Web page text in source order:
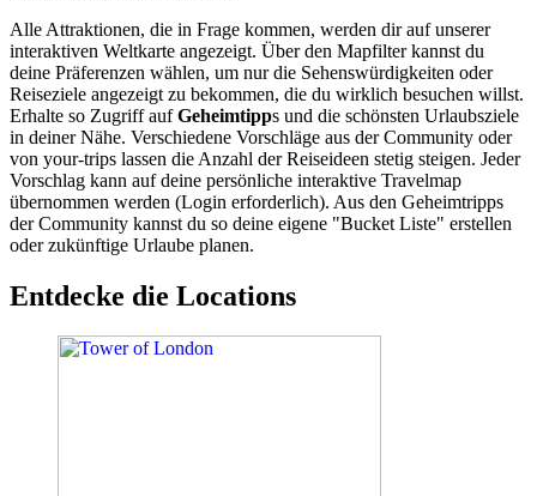
Alle Attraktionen, die in Frage kommen, werden dir auf unserer
interaktiven Weltkarte angezeigt. Über den Mapfilter kannst du
deine Präferenzen wählen, um nur die Sehenswürdigkeiten oder
Reiseziele angezeigt zu bekommen, die du wirklich besuchen willst.
Erhalte so Zugriff aufGeheimtipps und die schönsten Urlaubsziele
in deiner Nähe. Verschiedene Vorschläge aus der Community oder
von your-trips lassen die Anzahl der Reiseideen stetig steigen. Jeder
Vorschlag kann auf deine persönliche interaktive Travelmap
übernommen werden (Login erforderlich). Aus den Geheimtripps
der Community kannst du so deine eigene "Bucket Liste" erstellen
oder zukünftige Urlaube planen.
Entdecke die Locations